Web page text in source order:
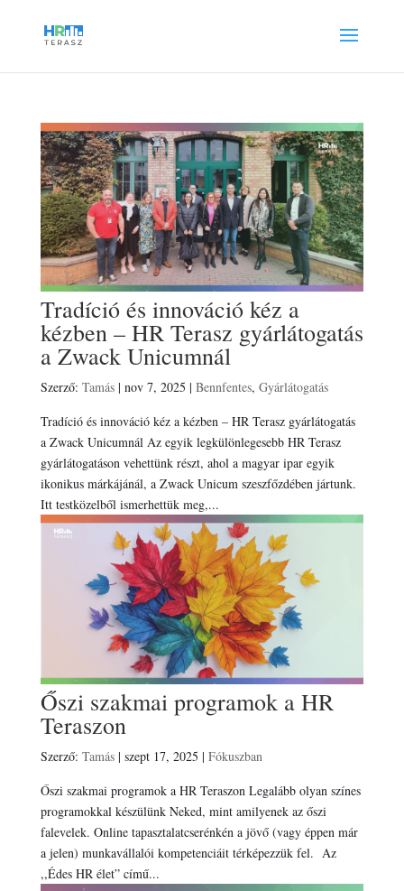
Tradíció és innováció kéz a
kézben – HR Terasz gyárlátogatás
a Zwack Unicumnál
Szerző: Tamás| nov 7, 2025 | Bennfentes, Gyárlátogatás
Tradíció és innováció kéz a kézben – HR Terasz gyárlátogatás
a Zwack Unicumnál Az egyik legkülönlegesebb HR Terasz
gyárlátogatáson vehettünk részt, ahol a magyar ipar egyik
ikonikus márkájánál, a Zwack Unicum szeszfőzdében jártunk.
Itt testközelből ismerhettük meg,...
Őszi szakmai programok a HR
Teraszon
Szerző: Tamás| szept 17, 2025 | Fókuszban
Őszi szakmai programok a HR Teraszon Legalább olyan színes
programokkal készülünk Neked, mint amilyenek az őszi
falevelek. Online tapasztalatcserénkén a jövő (vagy éppen már
a jelen) munkavállalói kompetenciáit térképezzük fel. Az
,,Édes HR élet” című...